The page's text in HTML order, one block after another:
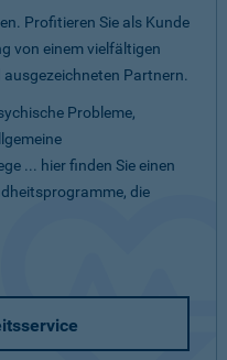
Profitieren Sie als Kunde
von einem vielfältigen
Partnern.
Probleme,
... hier finden Sie einen
die